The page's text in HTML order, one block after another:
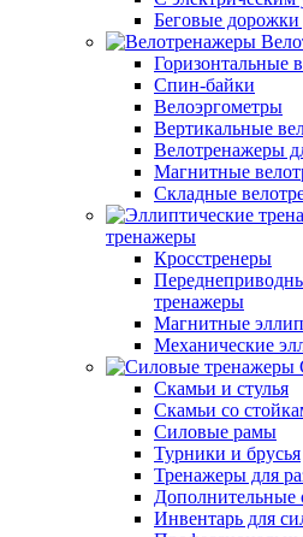
Беговые дорожки
Горизонтальные
Спин-байки
Велоэргометры
Вертикальные
Велотренажеры
Магнитные
Складные
тренажеры
Кросстренеры
тренажеры
Магнитные
Механические
Скамьи и стулья
Скамьи со
Силовые рамы
Турники и брусья
Тренажеры для
Дополнительные
Инвентарь для